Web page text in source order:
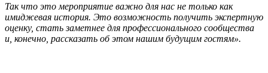
Так что это мероприятие важно для нас не только как
имиджевая история. Это возможность получить экспертную
оценку, стать заметнее для профессионального сообщества
и, конечно, рассказать об этом нашим будущим гостям».